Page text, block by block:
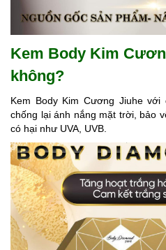
Kem Body Kim
không?
Kem Body Kim Cương Jiuhe
chống lại ánh nắng mặt trời, bảo
có hại như UVA, UVB.